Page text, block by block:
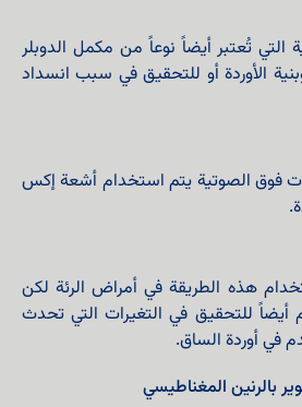
تُعتبر أيضاً نوعاً من مكمل الدوبلر
الأوردة أو للتحقيق في سبب انسداد
فوق الصوتية يتم استخدام أشعة إكس
هذه الطريقة في أمراض الرئة لكن
للتحقيق في التغيرات التي تحدث
أوردة الساق.
بالرنين المغناطيسي